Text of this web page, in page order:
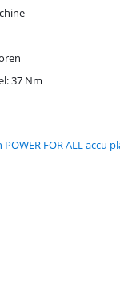
37 Nm
POWER FOR ALL accu